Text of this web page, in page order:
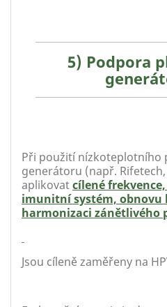
5) Podpora
Při použití nízkoteplotního
generátoru (např.
aplikovatcílené
imunitní systém, obnovu
harmonizaci zánětlivého
Jsou cíleně zaměřeny na